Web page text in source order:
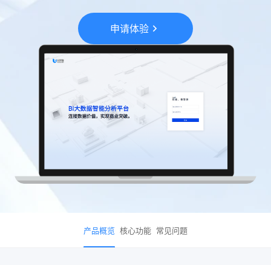
申请体验
产品概览 核心功能 常见问题